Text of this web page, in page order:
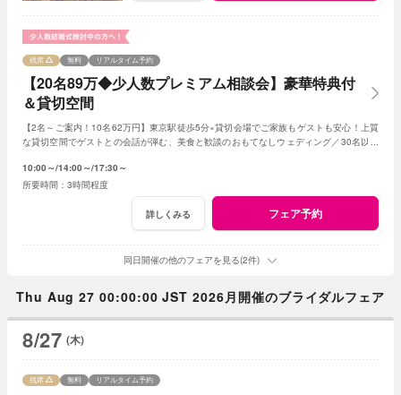
【20名89万◆少人数プレミアム相談会】豪華特典付
＆貸切空間
残席 無料 リアルタイム予約
【2名～ご案内！10名62万円】東京駅徒歩5分×貸切会場でご家族もゲストも安心！上質
な貸切空間でゲストとの会話が弾む、美食と歓談のおもてなしウェディング／30名以下
10:00～ 14:00～ 17:30～
3時間程度
詳しくみる フェア予約
同日開催の他のフェアを見る(2件)
Thu Aug 27 00:00:00 JST 2026月開催のブライダルフェア
8/27 (木)
残席 無料 リアルタイム予約